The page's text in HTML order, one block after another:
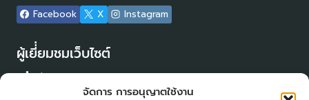
จัดการ การอนุญาตใช้งาน
Facebook X Instagram
ผู้เยี่่ยมชมเว็บไซต์